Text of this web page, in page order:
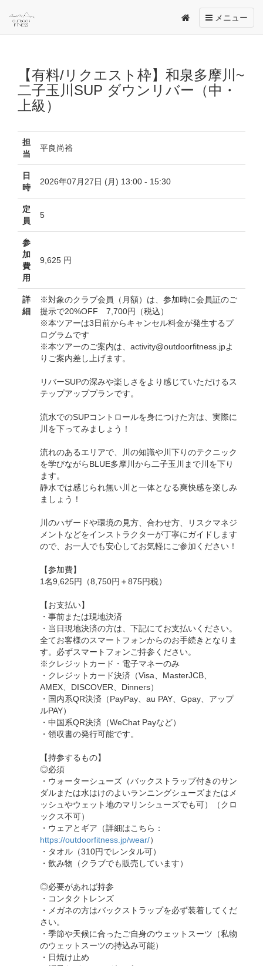
Toggle
navigation
メニュー
【有料/リクエスト枠】和泉多摩川~
二子玉川SUP ダウンリバー（中・
上級）
担
当
平良尚裕
日
時
2026年07月27日 (月) 13:00 - 15:30
定
員
5
参
加
費
用
9,625 円
詳
細
※対象のクラブ会員（月額）は、参加時に会員証のご
提示で20%OFF 7,700円（税込）
※本ツアーは3日前からキャンセル料金が発生するプ
ログラムです
※本ツアーのご案内は、activity@outdoorfitness.jpよ
りご案内差し上げます。
リバーSUPの深みや楽しさをより感じていただけるス
テップアッププランです。
流水でのSUPコントロールを身につけた方は、実際に
川を下ってみましょう！
流れのあるエリアで、川の知識や川下りのテクニック
を学びながらBLUE多摩川から二子玉川まで川を下り
ます。
静水では感じられ無い川と一体となる爽快感を楽しみ
ましょう！
川のハザードや環境の見方、合わせ方、リスクマネジ
メントなどをインストラクターが丁寧にガイドします
ので、お一人でも安心してお気軽にご参加ください！
【参加費】
1名9,625円（8,750円＋875円税）
【お支払い】
・事前または現地決済
・当日現地決済の方は、下記にてお支払いください。
全てお客様のスマートフォンからのお手続きとなりま
す。必ずスマートフォンご持参ください。
※クレジットカード・電子マネーのみ
・クレジットカード決済（Visa、MasterJCB、
AMEX、DISCOVER、Dinners）
・国内系QR決済（PayPay、au PAY、Gpay、アップ
ルPAY）
・中国系QR決済（WeChat Payなど）
・領収書の発行可能です。
【持参するもの】
◎必須
・ウォーターシューズ（バックストラップ付きのサン
ダルまたは水はけのよいランニングシューズまたはメ
ッシュやウェット地のマリンシューズでも可）（クロ
ックス不可）
・ウェアとギア（詳細はこちら：
https://outdoorfitness.jp/wear/）
・タオル（310円でレンタル可）
・飲み物（クラブでも販売しています）
◎必要があれば持参
・コンタクトレンズ
・メガネの方はバックストラップを必ず装着してくだ
さい。
・季節や天候に合ったご自身のウェットスーツ（私物
のウェットスーツの持込み可能）
・日焼け止め